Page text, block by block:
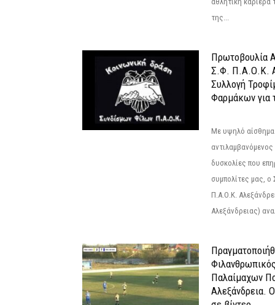
της...
Πρωτοβουλία
Σ.Φ. Π.Α.Ο.Κ.
Συλλογή
Φαρμάκων για
Με υψηλό αίσθημα
αντιλαμβανόμενος
δυσκολίες που
συμπολίτες μας,
Π.Α.Ο.Κ.
Αλεξάνδρειας)
Παλαίμαχων
Αλεξάνδρεια.